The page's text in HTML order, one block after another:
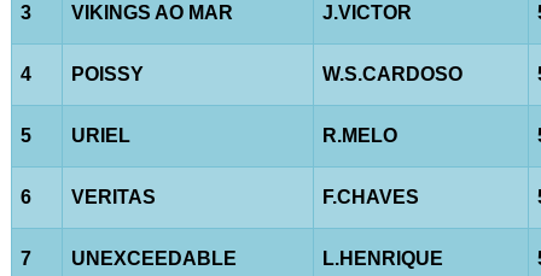
3 VIKINGS AO MAR J.VICTOR
4 POISSY W.S.CARDOSO
5 URIEL R.MELO
6 VERITAS F.CHAVES
7 UNEXCEEDABLE L.HENRIQUE